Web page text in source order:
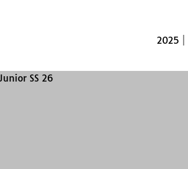
2025